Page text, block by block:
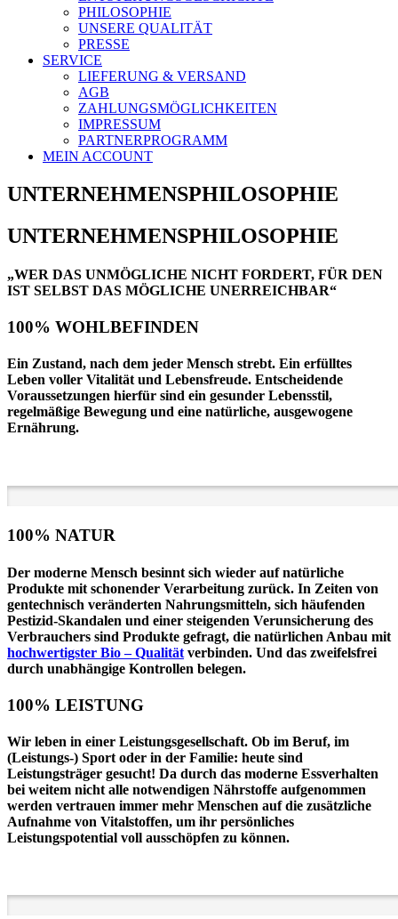
PHILOSOPHIE
UNSERE QUALITÄT
PRESSE
SERVICE
LIEFERUNG & VERSAND
AGB
ZAHLUNGSMÖGLICHKEITEN
IMPRESSUM
PARTNERPROGRAMM
MEIN ACCOUNT
UNTERNEHMENSPHILOSOPHIE
UNTERNEHMENSPHILOSOPHIE
„WER DAS UNMÖGLICHE NICHT FORDERT, FÜR DEN
IST SELBST DAS MÖGLICHE UNERREICHBAR“
100% WOHLBEFINDEN
Ein Zustand, nach dem jeder Mensch strebt. Ein erfülltes
Leben voller Vitalität und Lebensfreude. Entscheidende
Voraussetzungen hierfür sind ein gesunder Lebensstil,
regelmäßige Bewegung und eine natürliche, ausgewogene
Ernährung.
100% NATUR
Der moderne Mensch besinnt sich wieder aufnatürliche
Produkte mit schonender Verarbeitung zurück. In Zeiten von
gentechnisch veränderten Nahrungsmitteln, sich häufenden
Pestizid-Skandalen und einer steigenden Verunsicherung des
Verbrauchers sind Produkte gefragt, die natürlichen Anbau mit
hochwertigster Bio – Qualität verbinden. Und das zweifelsfrei
durch unabhängige Kontrollen belegen.
100% LEISTUNG
Wir leben in einer Leistungsgesellschaft. Ob im Beruf, im
(Leistungs-) Sport oder in der Familie: heute sind
Leistungsträger gesucht! Da durch das moderne Essverhalten
bei weitem nicht alle notwendigen Nährstoffe aufgenommen
werden vertrauen immer mehr Menschen auf die zusätzliche
Aufnahme von Vitalstoffen, um ihr persönliches
Leistungspotential voll ausschöpfen zu können.